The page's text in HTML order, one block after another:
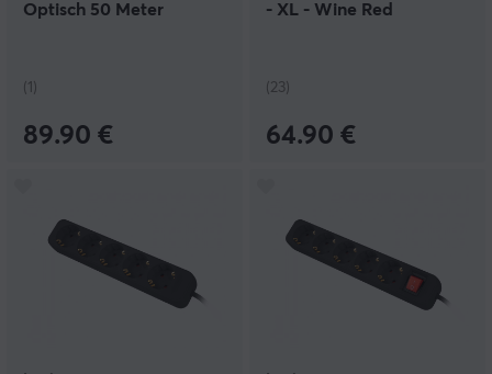
Optisch 50 Meter
(1)
89.90 €
- XL - Wine Red
(23)
64.90 €